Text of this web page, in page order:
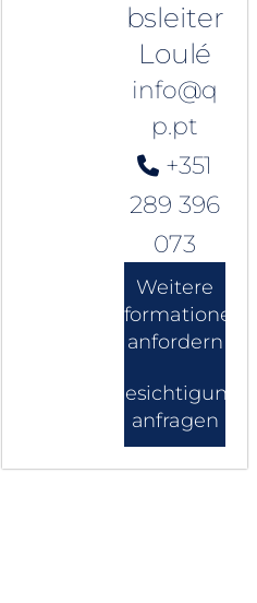
bsleiter
Loulé
info@q
p.pt
+351
289 396
073
Weitere
Informationen
anfordern
Besichtigung
anfragen